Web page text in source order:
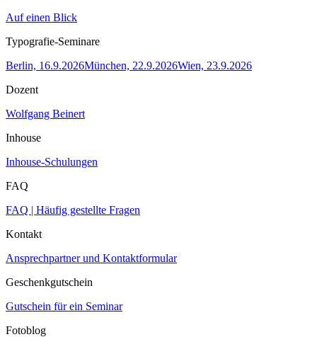
Auf einen Blick
Typografie-Seminare
Berlin, 16.9.2026München, 22.9.2026Wien, 23.9.2026
Dozent
Wolfgang Beinert
Inhouse
Inhouse-Schulungen
FAQ
FAQ | Häufig gestellte Fragen
Kontakt
Ansprechpartner und Kontaktformular
Geschenkgutschein
Gutschein für ein Seminar
Fotoblog